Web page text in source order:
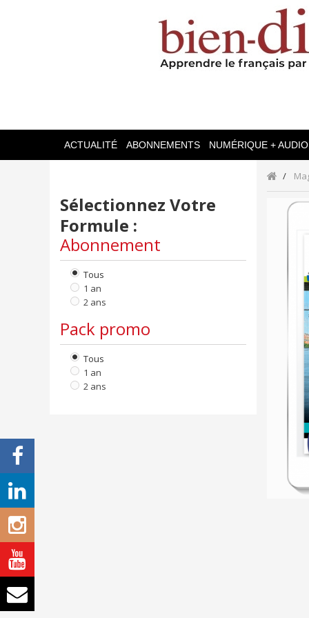
ACTUALITÉ ABONNEMENTS NUMÉRIQUE + AUDIO
Sélectionnez Votre
Formule :
Abonnement
Tous
1 an
2 ans
Pack promo
Tous
1 an
2 ans